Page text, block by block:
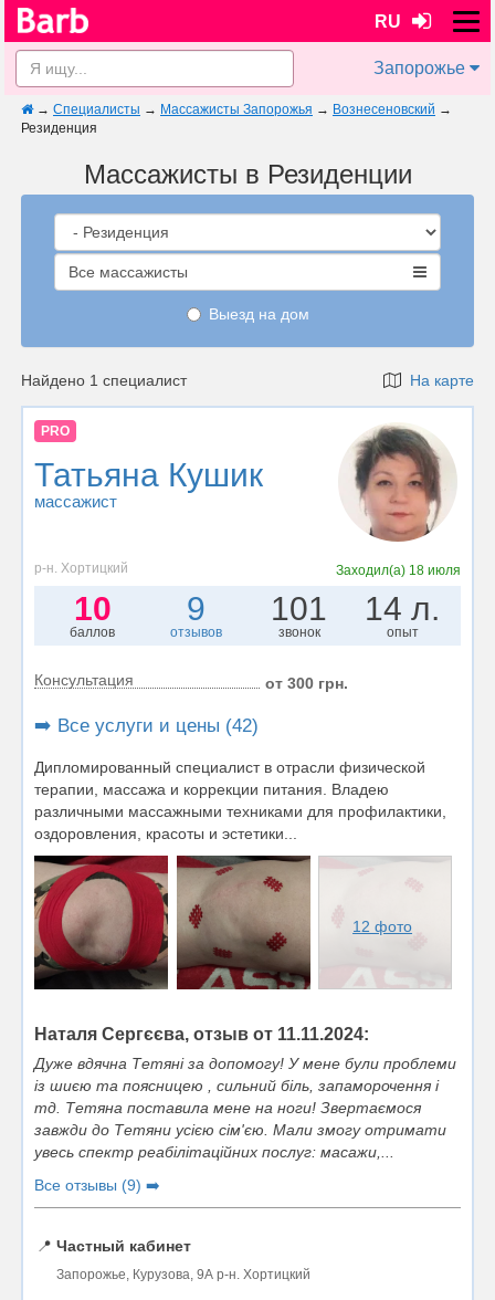
RU
Запорожье
→ Специалисты → Массажисты Запорожья → Вознесеновский →
Резиденция
Массажисты в Резиденции
Все массажисты
Выезд на дом
Найдено 1 специалист На карте
PRO
Татьяна Кушик
массажист
р-н. Хортицкий Заходил(а) 18 июля
10
баллов
9
отзывов
101
звонок
14 л.
опыт
Консультация от 300 грн.
➡️ Все услуги и цены (42)
Дипломированный специалист в отрасли физической
терапии, массажа и коррекции питания. Владею
различными массажными техниками для профилактики,
оздоровления, красоты и эстетики...
12 фото
Наталя Сергєєва, отзыв от 11.11.2024:
Дуже вдячна Тетяні за допомогу! У мене були проблеми
із шиєю та поясницею , сильний біль, запаморочення і
тд. Тетяна поставила мене на ноги! Звертаємося
завжди до Тетяни усією сім'єю. Мали змогу отримати
увесь спектр реабілітаційних послуг: масажи,...
Все отзывы (9) ➡️
📍 Частный кабинет
Запорожье, Курузова, 9А р-н. Хортицкий